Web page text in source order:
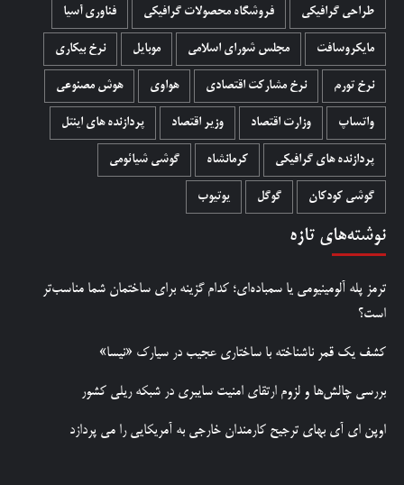
طراحی گرافیکی فروشگاه محصولات گرافيکی فناوری آسیا
مایکروسافت مجلس شورای اسلامی موبایل نرخ بیکاری
نرخ تورم نرخ مشارکت اقتصادی هواوی هوش مصنوعی
واتساپ وزارت اقتصاد وزیر اقتصاد پردازنده های اینتل
پردازنده های گرافیکی کرمانشاه گوشی شیائومی
گوشی کودکان گوگل یوتیوب
نوشته‌های تازه
ترمز پله آلومینیومی یا سمباده‌ای؛ کدام گزینه برای ساختمان شما مناسب‌تر
است؟
کشف یک قمر ناشناخته با ساختاری عجیب در سیارک «نیسا»
بررسی چالش‌ها و لزوم ارتقای امنیت سایبری در شبکه ریلی کشور
اوپن ای آی بهای ترجیح کارمندان خارجی به آمریکایی را می پردازد